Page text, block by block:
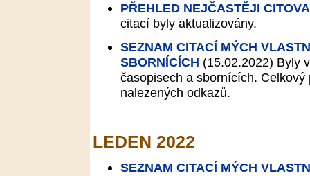
PŘEHLED NEJČASTĚJI
citací byly aktualizovány.
SEZNAM CITACÍ MÝCH
SBORNÍCÍCH (15.02.2022) Byly
časopisech a sbornících.
nalezených odkazů.
LEDEN 2022
SEZNAM CITACÍ MÝCH